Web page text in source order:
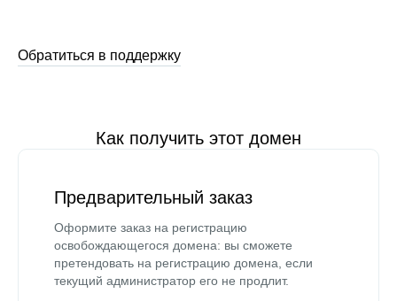
Обратиться в поддержку
Как получить этот домен
Предварительный заказ
Оформите заказ на регистрацию
освобождающегося домена: вы сможете
претендовать на регистрацию домена, если
текущий администратор его не продлит.